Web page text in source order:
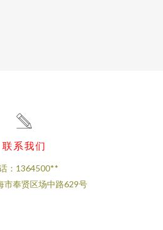
联系我们
：1364500**
市奉贤区场中路629号